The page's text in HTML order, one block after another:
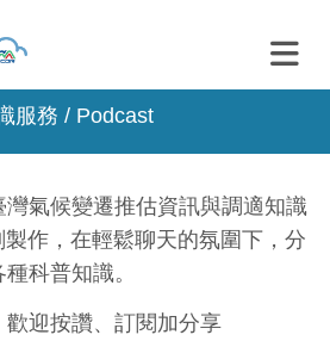
服務 / Podcast
氣候變遷推估資訊與調適知識
作，在輕鬆聊天的氛圍下，分
科普知識。
歡迎按讚、訂閱加分享